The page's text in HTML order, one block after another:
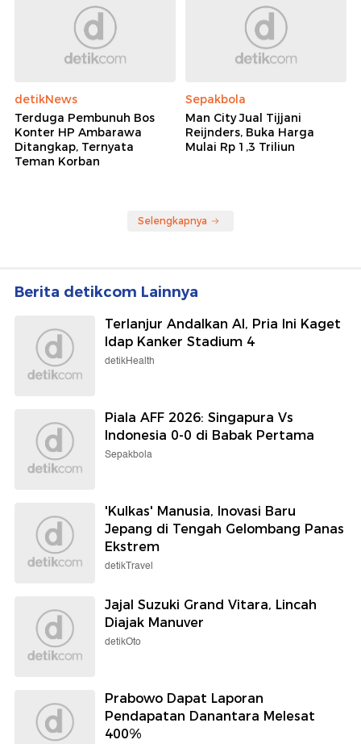
detikNews
Terduga Pembunuh Bos
Konter HP Ambarawa
Ditangkap, Ternyata
Teman Korban
Sepakbola
Man City Jual Tijjani
Reijnders, Buka Harga
Mulai Rp 1,3 Triliun
Selengkapnya
Berita detikcom Lainnya
Terlanjur Andalkan AI, Pria Ini Kaget
Idap Kanker Stadium 4
detikHealth
Piala AFF 2026: Singapura Vs
Indonesia 0-0 di Babak Pertama
Sepakbola
'Kulkas' Manusia, Inovasi Baru
Jepang di Tengah Gelombang Panas
Ekstrem
detikTravel
Jajal Suzuki Grand Vitara, Lincah
Diajak Manuver
detikOto
Prabowo Dapat Laporan
Pendapatan Danantara Melesat
400%